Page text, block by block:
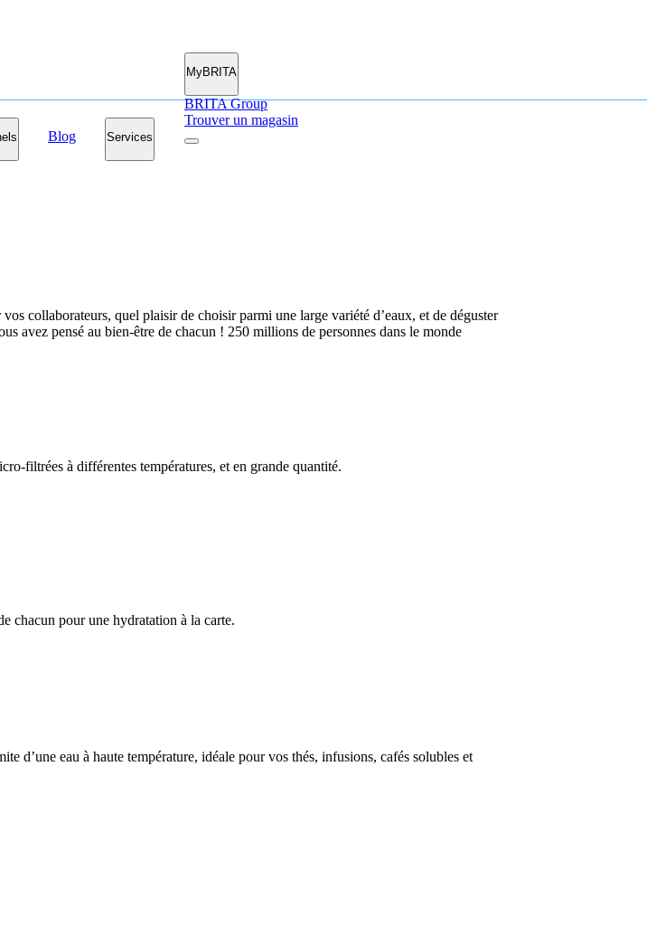
Blog Services
MyBRITA
BRITA Group
Trouver un magasin
collaborateurs, quel plaisir de choisir parmi une large variété d’eaux, et de déguster
avez pensé au bien-être de chacun ! 250 millions de personnes dans le monde
filtrées à différentes températures, et en grande quantité.
chacun pour une hydratation à la carte.
d’une eau à haute température, idéale pour vos thés, infusions, cafés solubles et